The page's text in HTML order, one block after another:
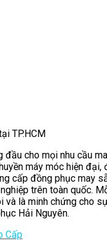
TP.HCM
đầu cho mọi nhu cầu
máy móc hiện đại,
cấp đồng phục may
trên toàn quốc.
và là minh chứng cho
Hải Nguyên.
Cấp